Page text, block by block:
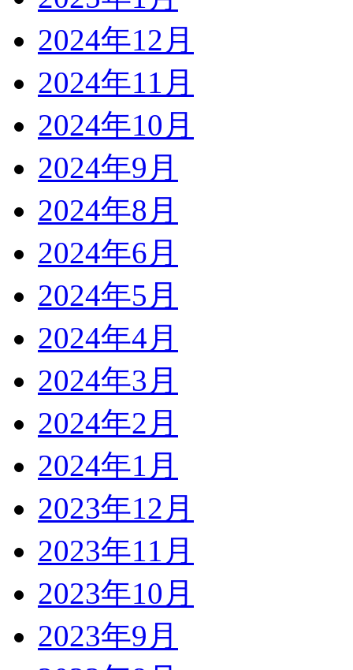
2024年12月
2024年11月
2024年10月
2024年9月
2024年8月
2024年6月
2024年5月
2024年4月
2024年3月
2024年2月
2024年1月
2023年12月
2023年11月
2023年10月
2023年9月